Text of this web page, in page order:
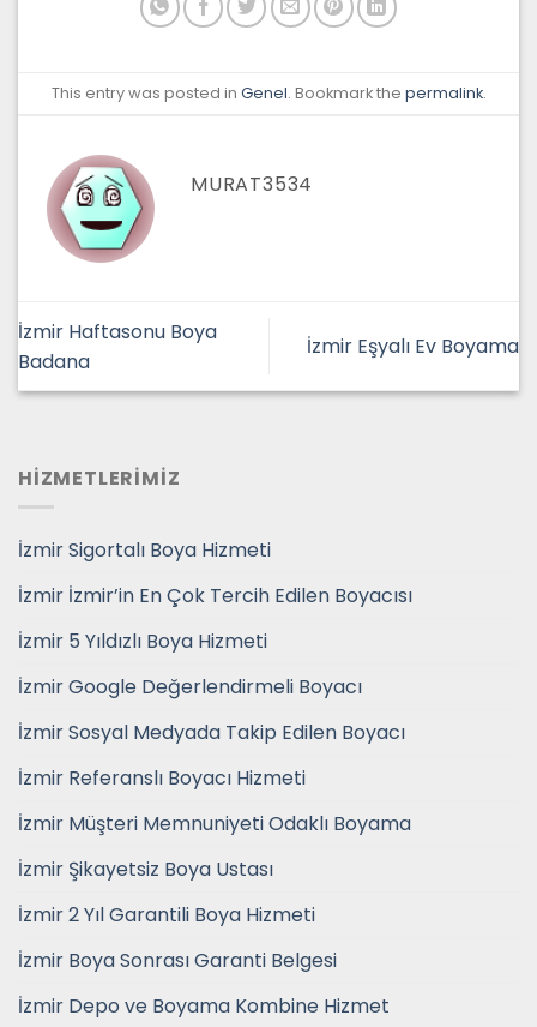
This entry was posted in Genel. Bookmark the permalink.
MURAT3534
İzmir Haftasonu Boya
Badana
İzmir Eşyalı Ev Boyama
HİZMETLERİMİZ
İzmir Sigortalı Boya Hizmeti
İzmir İzmir’in En Çok Tercih Edilen Boyacısı
İzmir 5 Yıldızlı Boya Hizmeti
İzmir Google Değerlendirmeli Boyacı
İzmir Sosyal Medyada Takip Edilen Boyacı
İzmir Referanslı Boyacı Hizmeti
İzmir Müşteri Memnuniyeti Odaklı Boyama
İzmir Şikayetsiz Boya Ustası
İzmir 2 Yıl Garantili Boya Hizmeti
İzmir Boya Sonrası Garanti Belgesi
İzmir Depo ve Boyama Kombine Hizmet